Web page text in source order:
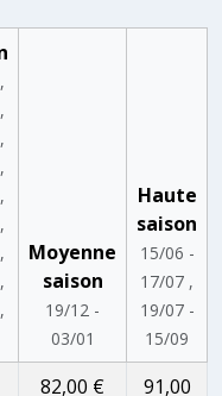
Moyenne
saison
19/12 -
03/01
Haute
saison
15/06 -
17/07 ,
19/07 -
15/09
82,00 € 91,00